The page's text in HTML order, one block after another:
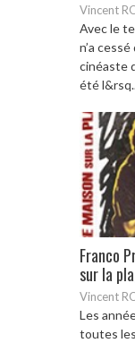
Vincent
Avec le
n’a
cinéaste
été
Franco
sur la
Vincent
Les
toutes